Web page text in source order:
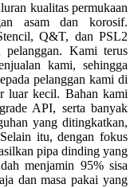
kualitas permukaan
asam dan korosif.
Q&T, dan PSL2
pelanggan. Kami terus
kami, sehingga
pelanggan kami di
luar kecil. Bahan kami
API, serta banyak
yang ditingkatkan,
itu, dengan fokus
pipa dinding yang
menjamin 95% sisa
dan masa pakai yang